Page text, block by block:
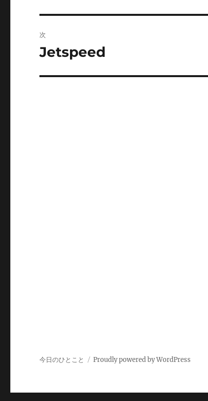
ゲ
投
稿:
次
次
投
Jetspeed
今日のひとこと Proudly powered by WordPress